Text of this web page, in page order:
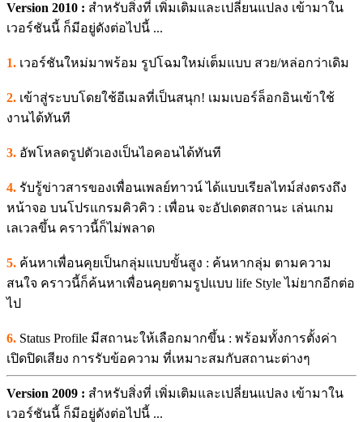
Version 2010 : สำหรับสิ่งที่ เพิ่มเติมและเปลี่ยนแปลง เข้ามาใน
เวอร์ชันนี้ ก็มีอยู่ดังต่อไปนี้ ...
1. เวอร์ชันใหม่มาพร้อม รูปโฉมใหม่เต็มแบบ สวย/หล่อกว่าเดิม
2. เข้าสู่ระบบโดยใช้อีเมลที่เป็นสนุก! เมมเบอร์ล็อกอินเข้าใช้
งานได้ทันที
3. อัพโหลดรูปตัวเองเป็นไอคอนได้ทันที
4. รับรู้ข่าวสารของเพื่อนเพลย์ทาวน์ ได้แบบเรียลไทม์ส่งตรงถึง
หน้าจอ บนโปรแกรมคิวคิว : เพื่อน จะอัปเดตสถานะ เล่นเกม
เลเวลขึ้น คราวนี้ก็ไม่พลาด
5. ค้นหาเพื่อนคุยเป็นกลุ่มแบบขั้นสูง : ค้นหากลุ่ม ตามความ
สนใจ คราวนี้ก็ค้นหาเพื่อนคุยตามรูปแบบ life Style ไม่ยากอีกต่อ
ไป
6. Status Profile มีสถานะให้เลือกมากขึ้น : พร้อมทั้งการตั้งค่า
เปิดปิดเสียง การรับข้อความ ที่เหมาะสมกับสถานะต่างๆ
Version 2009 : สำหรับสิ่งที่ เพิ่มเติมและเปลี่ยนแปลง เข้ามาใน
เวอร์ชันนี้ ก็มีอยู่ดังต่อไปนี้ ...